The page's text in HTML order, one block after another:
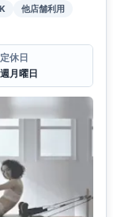
他店舗利用
定休日
月曜日